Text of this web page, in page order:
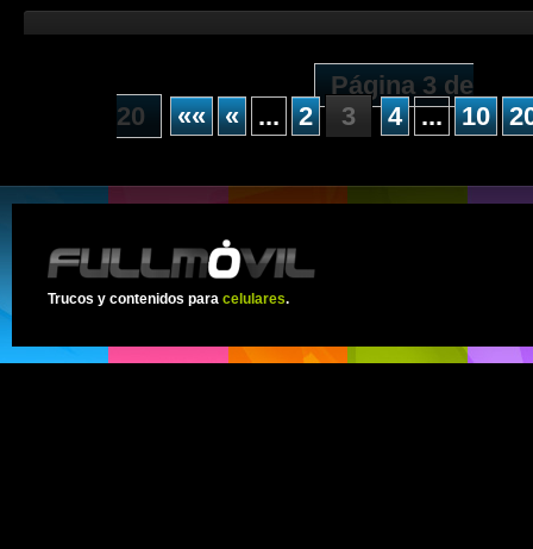
Página 3 de
20
«« « ... 2 3 4 ... 10
Trucos y contenidos para celulares.